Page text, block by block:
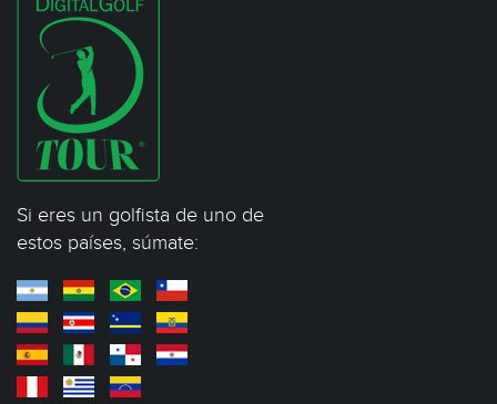
Si eres un golfista de uno de
estos países, súmate: